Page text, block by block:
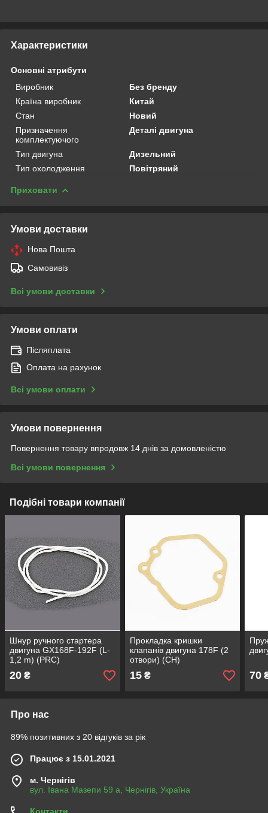
Характеристики
Основні атрибути
Виробник
Без бренду
Країна виробник
Китай
Стан
Новий
Призначення
комплектуючого
Деталі двигуна
Тип двигуна
Дизельний
Тип охолодження
Повітряний
Приховати
Умови доставки
Нова Пошта
Самовивіз
Всі умови доставки
Умови оплати
Післяплата
Оплата на рахунок
Всі умови оплати
Умови повернення
Повернення товару впродовж 14 днів за домовленістю
Всі умови повернення
Подібні товари компанії
Шнур ручного стартера
двигуна GX168F-192F (L-
1,2 m) (PRC)
20 ₴
Прокладка кришки
клапанів двигуна 178F (2
отвори) (СН)
15₴ 70
Про нас
89% позитивних з 20 відгуків за рік
Працює з 15.01.2021
м. Чернігів
вул. Івана Мазепи 59 а, Чернігів, Україна